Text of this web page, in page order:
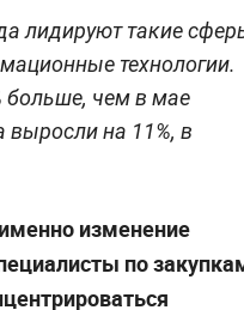
лидируют такие
технологии.
больше, чем в мае
выросли на 11%, в
изменение
по